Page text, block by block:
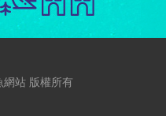
站 版權所有